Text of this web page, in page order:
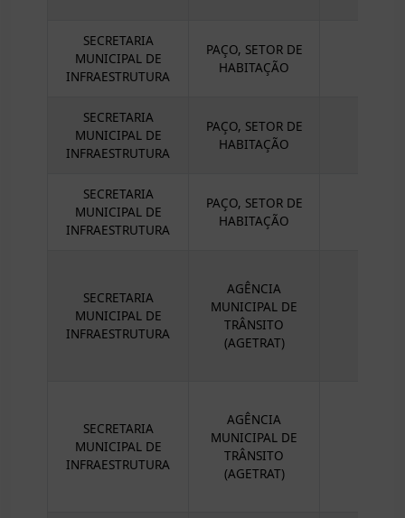
SECRETARIA
MUNICIPAL DE
INFRAESTRUTURA
PAÇO, SETOR DE
HABITAÇÃO
SECRETARIA
MUNICIPAL DE
INFRAESTRUTURA
PAÇO, SETOR DE
HABITAÇÃO
SECRETARIA
MUNICIPAL DE
INFRAESTRUTURA
PAÇO, SETOR DE
HABITAÇÃO
SECRETARIA
MUNICIPAL DE
INFRAESTRUTURA
AGÊNCIA
MUNICIPAL DE
TRÂNSITO
(AGETRAT)
SECRETARIA
MUNICIPAL DE
INFRAESTRUTURA
AGÊNCIA
MUNICIPAL DE
TRÂNSITO
(AGETRAT)